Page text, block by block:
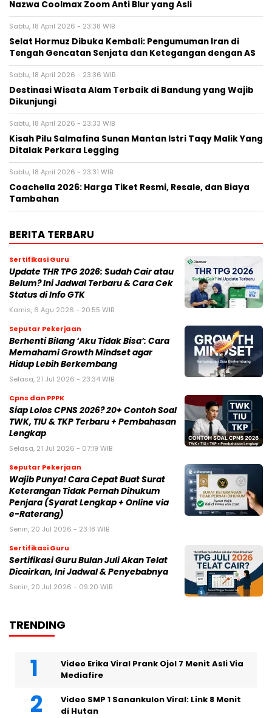
Nazwa Coolmax Zoom Anti Blur yang Asli
Sabtu, 18 April 2026 - 23:38 WIB
Selat Hormuz Dibuka Kembali: Pengumuman Iran di
Tengah Gencatan Senjata dan Ketegangan dengan AS
Sabtu, 18 April 2026 - 23:36 WIB
Destinasi Wisata Alam Terbaik di Bandung yang Wajib
Dikunjungi
Sabtu, 18 April 2026 - 23:33 WIB
Kisah Pilu Salmafina Sunan Mantan Istri Taqy Malik Yang
Ditalak Perkara Legging
Sabtu, 18 April 2026 - 23:31 WIB
Coachella 2026: Harga Tiket Resmi, Resale, dan Biaya
Tambahan
BERITA TERBARU
Sertifikasi Guru
Update THR TPG 2026: Sudah Cair atau
Belum? Ini Jadwal Terbaru & Cara Cek
Status di Info GTK
Kamis, 6 Agu 2026 - 20:55 WIB
Seputar Pekerjaan
Berhenti Bilang ‘Aku Tidak Bisa’: Cara
Memahami Growth Mindset agar
Hidup Lebih Berkembang
Selasa, 21 Jul 2026 - 23:34 WIB
Cpns dan PPPK
Siap Lolos CPNS 2026? 20+ Contoh Soal
TWK, TIU & TKP Terbaru + Pembahasan
Lengkap
Selasa, 21 Jul 2026 - 07:19 WIB
Seputar Pekerjaan
Wajib Punya! Cara Cepat Buat Surat
Keterangan Tidak Pernah Dihukum
Penjara (Syarat Lengkap + Online via
e-Raterang)
Senin, 20 Jul 2026 - 23:18 WIB
Sertifikasi Guru
Sertifikasi Guru Bulan Juli Akan Telat
Dicairkan, Ini Jadwal & Penyebabnya
Senin, 20 Jul 2026 - 09:20 WIB
TRENDING
Video Erika Viral Prank Ojol 7 Menit Asli Via
Mediafire
Video SMP 1 Sanankulon Viral: Link 8 Menit
di Hutan